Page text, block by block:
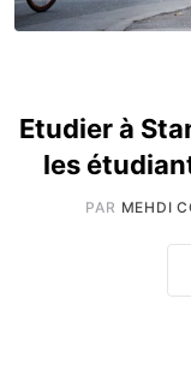
Etudier à
les
PAR MEHDI